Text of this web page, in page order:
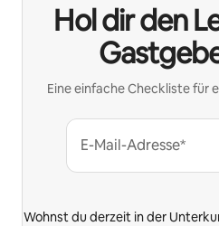
Hol dir den
Eine einfache Checkliste für
E-Mail-Adresse*
Wohnst du derzeit in der